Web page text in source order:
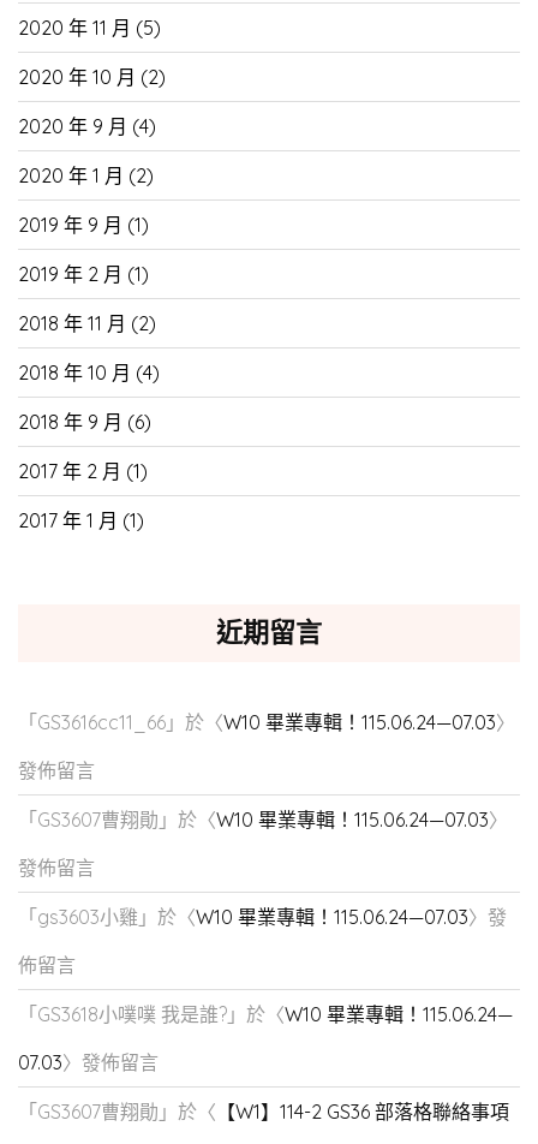
2020 年 11 月 (5)
2020 年 10 月 (2)
2020 年 9 月 (4)
2020 年 1 月 (2)
2019 年 9 月 (1)
2019 年 2 月 (1)
2018 年 11 月 (2)
2018 年 10 月 (4)
2018 年 9 月 (6)
2017 年 2 月 (1)
2017 年 1 月 (1)
近期留言
「 GS3616cc11_66 」於〈W10 畢業專輯！115.06.24—07.03〉
發佈留言
「 GS3607曹翔勛 」於〈W10 畢業專輯！115.06.24—07.03〉
發佈留言
「 gs3603小雞 」於〈W10 畢業專輯！115.06.24—07.03〉發
佈留言
「 GS3618小噗噗 我是誰? 」於〈W10 畢業專輯！115.06.24—
07.03〉發佈留言
「 GS3607曹翔勛 」於〈 【W1】114-2 GS36 部落格聯絡事項